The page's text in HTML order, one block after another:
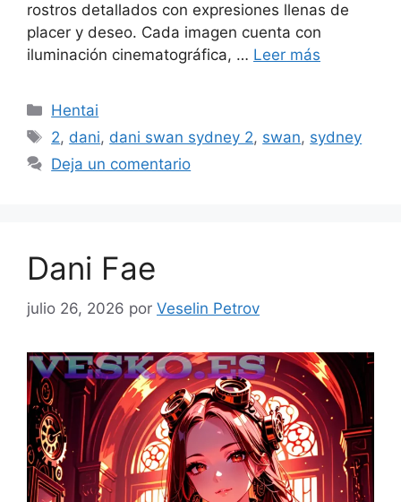
rostros detallados con expresiones llenas de
placer y deseo. Cada imagen cuenta con
iluminación cinematográfica, … Leer más
Categorías
Hentai
Etiquetas
2, dani, dani swan sydney 2, swan, sydney
Deja un comentario
Dani Fae
julio 26, 2026 por Veselin Petrov